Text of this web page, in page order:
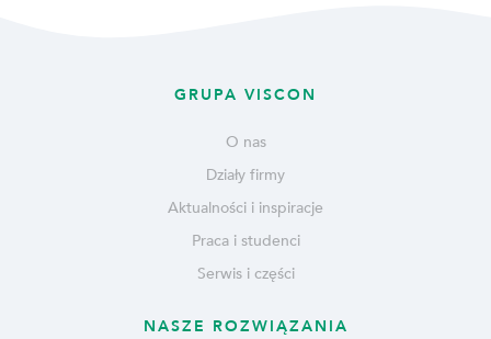
GRUPA VISCON
O nas
Działy firmy
Aktualności i inspiracje
Praca i studenci
Serwis i części
NASZE ROZWIĄZANIA